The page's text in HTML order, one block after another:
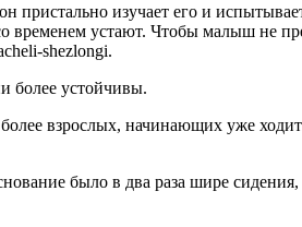
пристально изучает его и
временем устают. Чтобы малыш не
shezlongi.
более устойчивы.
взрослых, начинающих уже
было в два раза шире сидения,